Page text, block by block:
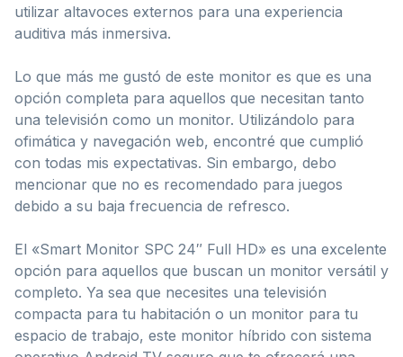
utilizar altavoces externos para una experiencia
auditiva más inmersiva.
Lo que más me gustó de este monitor es que es una
opción completa para aquellos que necesitan tanto
una televisión como un monitor. Utilizándolo para
ofimática y navegación web, encontré que cumplió
con todas mis expectativas. Sin embargo, debo
mencionar que no es recomendado para juegos
debido a su baja frecuencia de refresco.
El «Smart Monitor SPC 24″ Full HD» es una excelente
opción para aquellos que buscan un monitor versátil y
completo. Ya sea que necesites una televisión
compacta para tu habitación o un monitor para tu
espacio de trabajo, este monitor híbrido con sistema